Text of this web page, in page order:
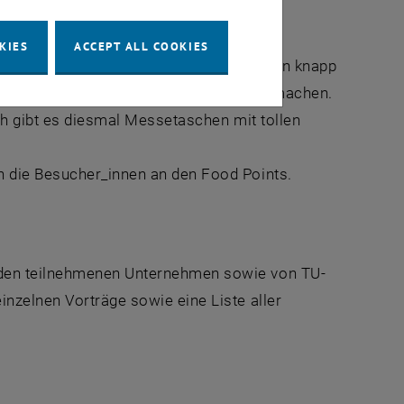
Job- und Karrieremesse für
Besucher_innen über 600 Jobs von knapp
gratis Bewerbungsfotos zu machen.
gibt es diesmal Messetaschen mit tollen
die Besucher_innen an den Food Points
teilnehmenen Unternehmen sowie von TU-
Vorträge sowie eine Liste aller
ACCEPT ALL COOKIES